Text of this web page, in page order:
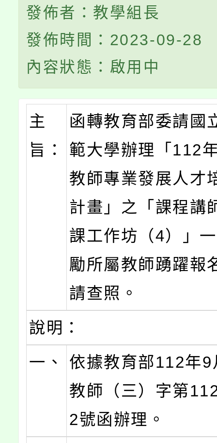
發佈者：教學組長
發佈時間：2023-09-28
內容狀態：啟用中
主
旨：
函轉教育部委請國
範大學辦理「112
教師專業發展人才
計畫」之「課程講
課工作坊（4）」
勵所屬教師踴躍報
請查照。
說明：
一、
依據教育部112年
教師（三）字第
2號函辦理。